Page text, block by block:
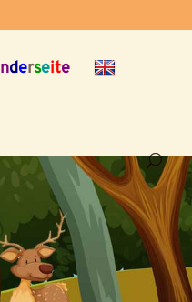
nderseite